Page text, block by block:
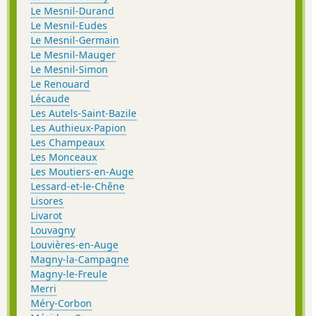
Le Mesnil-Durand
Le Mesnil-Eudes
Le Mesnil-Germain
Le Mesnil-Mauger
Le Mesnil-Simon
Le Renouard
Lécaude
Les Autels-Saint-Bazile
Les Authieux-Papion
Les Champeaux
Les Monceaux
Les Moutiers-en-Auge
Lessard-et-le-Chêne
Lisores
Livarot
Louvagny
Louvières-en-Auge
Magny-la-Campagne
Magny-le-Freule
Merri
Méry-Corbon